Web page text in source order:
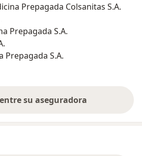
Prepagada Colsanitas S.A.
Prepagada S.A.
Prepagada S.A.
su aseguradora